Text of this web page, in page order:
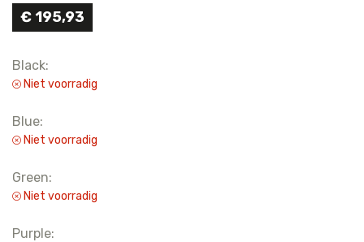
€ 195,93
Black:
Niet voorradig
Blue:
Niet voorradig
Green:
Niet voorradig
Purple: